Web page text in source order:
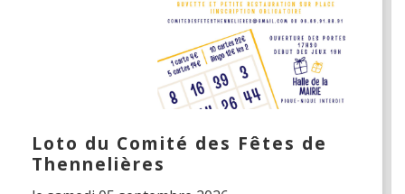
Loto du Comité des Fêtes de
Thennelières